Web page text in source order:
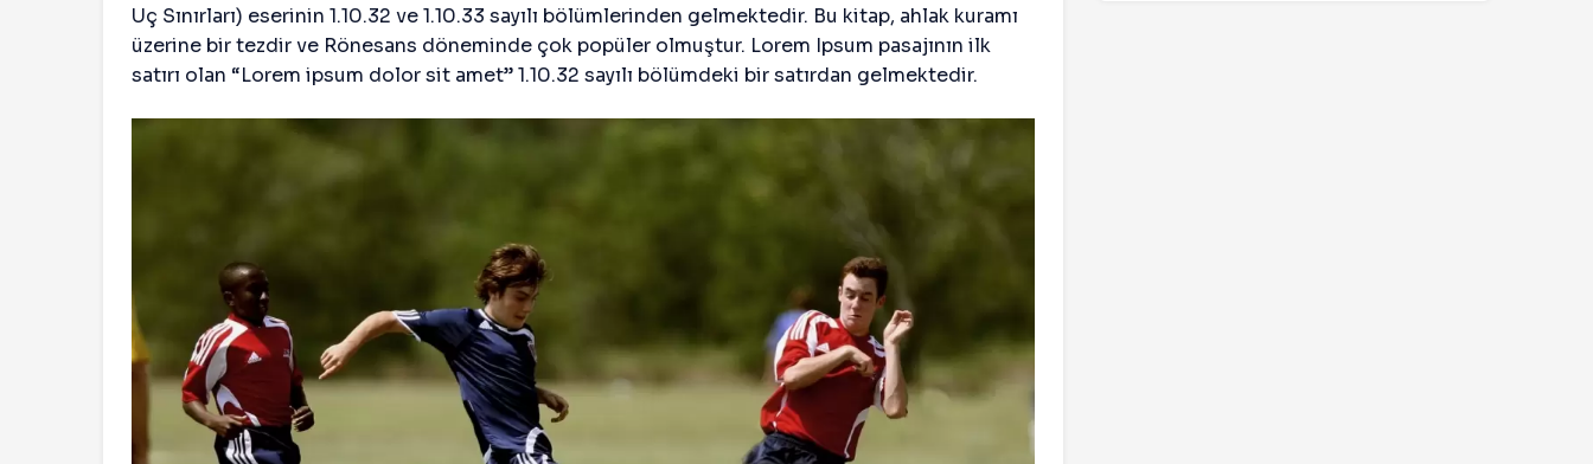
Uç Sınırları) eserinin 1.10.32 ve 1.10.33 sayılı bölümlerinden gelmektedir. Bu kitap, ahlak kuramı
üzerine bir tezdir ve Rönesans döneminde çok popüler olmuştur. Lorem Ipsum pasajının ilk
satırı olan “Lorem ipsum dolor sit amet” 1.10.32 sayılı bölümdeki bir satırdan gelmektedir.